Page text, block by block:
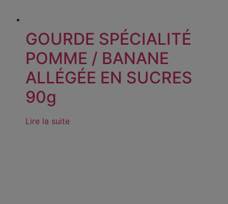
GOURDE SPÉCIALITÉ
POMME / BANANE
ALLÉGÉE EN SUCRES
90g
Lire la suite